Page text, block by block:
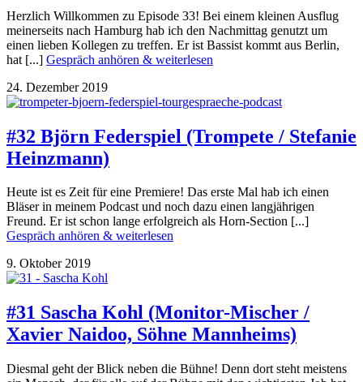
Herzlich Willkommen zu Episode 33! Bei einem kleinen Ausflug
meinerseits nach Hamburg hab ich den Nachmittag genutzt um
einen lieben Kollegen zu treffen. Er ist Bassist kommt aus Berlin,
hat [...] Gespräch anhören & weiterlesen
24. Dezember 2019
#32 Björn Federspiel (Trompete / Stefanie
Heinzmann)
Heute ist es Zeit für eine Premiere! Das erste Mal hab ich einen
Bläser in meinem Podcast und noch dazu einen langjährigen
Freund. Er ist schon lange erfolgreich als Horn-Section [...]
Gespräch anhören & weiterlesen
9. Oktober 2019
#31 Sascha Kohl (Monitor-Mischer /
Xavier Naidoo, Söhne Mannheims)
Diesmal geht der Blick neben die Bühne! Denn dort steht meistens